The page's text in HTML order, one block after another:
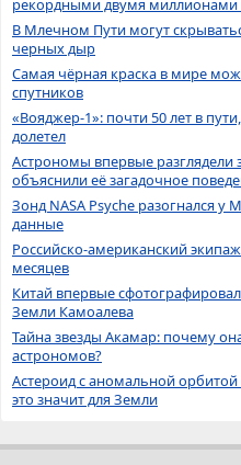
рекордными двумя миллионами
В Млечном Пути могут
черных дыр
Самая чёрная краска в мире
спутников
«Вояджер-1»: почти 50 лет в
долетел
Астрономы впервые разглядели
объяснили её загадочное
Зонд NASA Psyche разогнался
данные
Российско-американский
месяцев
Китай впервые
Земли Камоалева
Тайна звезды Акамар: почему
астрономов?
Астероид с аномальной
это значит для Земли